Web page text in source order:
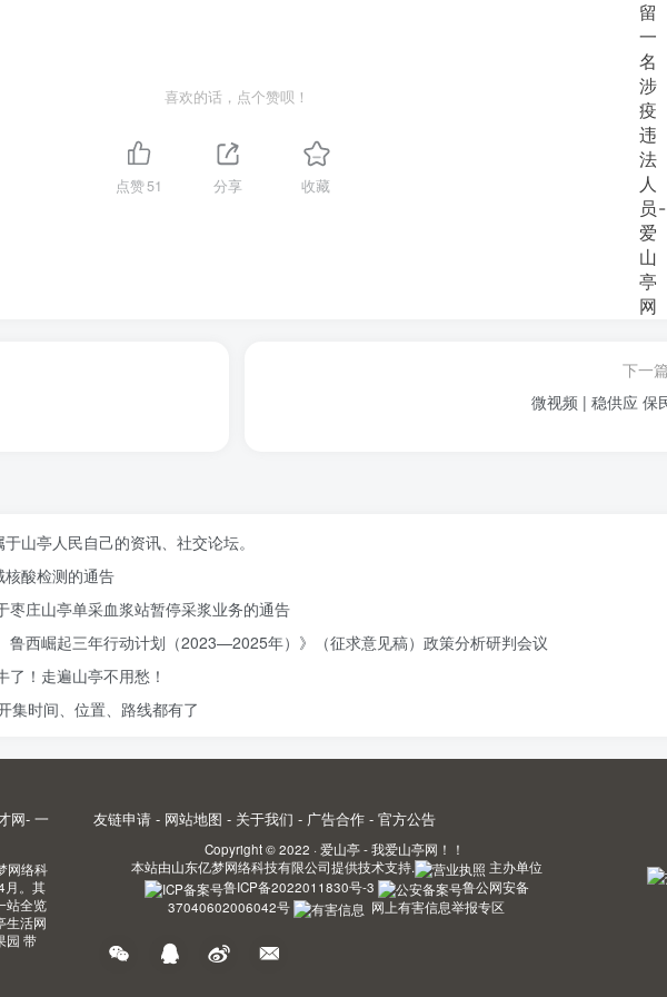
喜欢的话，点个赞呗！
点赞51 分享 收藏
下一
微视频 | 稳供应 保
山亭人民自己的资讯、社交论坛。
酸检测的通告
枣庄山亭单采血浆站暂停采浆业务的通告
鲁西崛起三年行动计划（2023—2025年）》（征求意见稿）政策分析研判会议
！走遍山亭不用愁！
集时间、位置、路线都有了
网络科
月。其
站全览
生活网
园 带
友链申请 - 网站地图 - 关于我们 - 广告合作 - 官方公告
Copyright © 2022 · 爱山亭 - 我爱山亭网！！
本站由山东亿梦网络科技有限公司提供技术支持.
主办单位
鲁ICP备2022011830号-3
鲁公网安备
37040602006042号
网上有害信息举报专区